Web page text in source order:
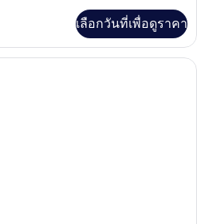
เลือกวันที่เพื่อดูราคา
ห้องบิสซิเนสทวิน | เครื่องนอนระดับพรี